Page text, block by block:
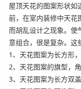
屋顶天花的图案形状如
前，在室内装修中天花
而胡乱设计之现象。使
意组合，很是复杂。这
1、天花图案为长方形
2、天花图案的旗型，
3、天花图案为长方双